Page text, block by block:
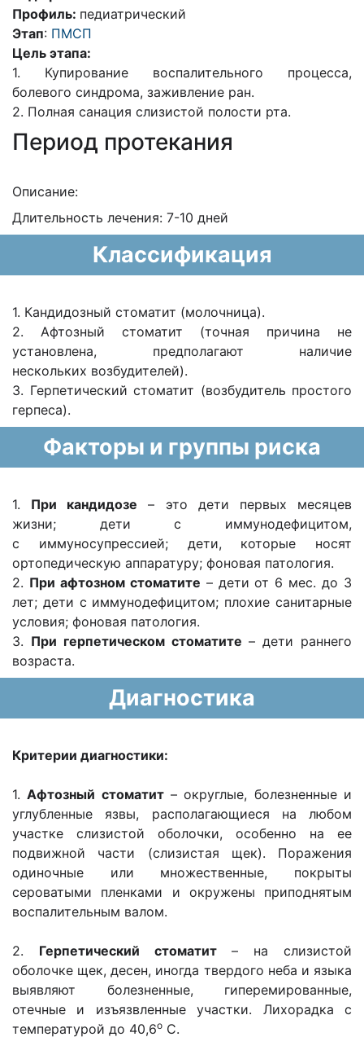
Профиль: педиатрический
Этап: ПМСП
Цель этапа:
1. Купирование воспалительного процесса,
болевого синдрома, заживление ран.
2. Полная санация слизистой полости рта.
Период протекания
Описание:
Длительность лечения: 7-10 дней
Классификация
1. Кандидозный стоматит (молочница).
2. Афтозный стоматит (точная причина не
установлена, предполагают наличие
нескольких возбудителей).
3. Герпетический стоматит (возбудитель простого
герпеса).
Факторы и группы риска
1. При кандидозе – это дети первых месяцев
жизни; дети с иммунодефицитом,
с иммуносупрессией; дети, которые носят
ортопедическую аппаратуру; фоновая патология.
2. При афтозном стоматите – дети от 6 мес. до 3
лет; дети с иммунодефицитом; плохие санитарные
условия; фоновая патология.
3. При герпетическом стоматите – дети раннего
возраста.
Диагностика
Критерии диагностики:
1.Афтозный стоматит– округлые, болезненные и
углубленные язвы, располагающиеся на любом
участке слизистой оболочки, особенно на ее
подвижной части (слизистая щек). Поражения
одиночные или множественные, покрыты
сероватыми пленками и окружены приподнятым
воспалительным валом.
2. Герпетический стоматит– на слизистой
оболочке щек, десен, иногда твердого неба и языка
выявляют болезненные, гиперемированные,
отечные и изъязвленные участки. Лихорадка с
температурой до 40,6о С.